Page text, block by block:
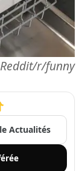
r/funny
Actualités